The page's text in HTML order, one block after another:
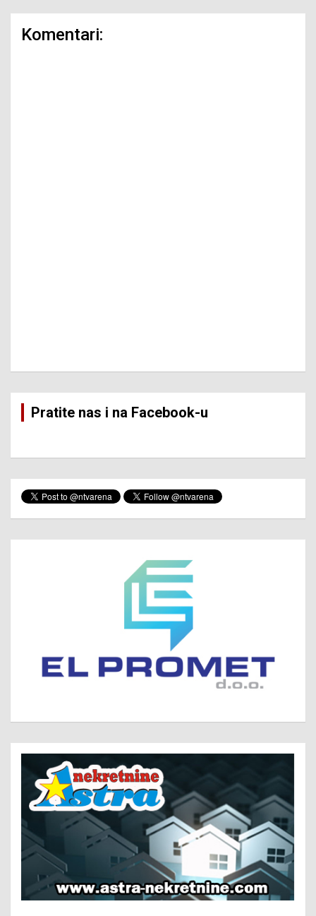
Komentari:
Pratite nas i na Facebook-u